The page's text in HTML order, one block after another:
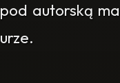
autorską